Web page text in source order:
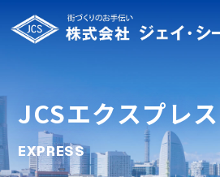
JCSエクスプレス
EXPRESS